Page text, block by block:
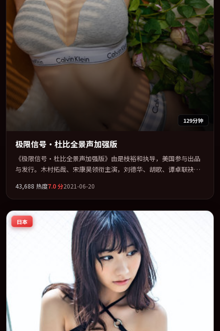
129分钟
极限信号·杜比全景声加强版
《极限信号·杜比全景声加强版》由是枝裕和执导，美国参与出品
与发行。木村拓哉、宋康昊领衔主演，刘德华、胡歌、谭卓联袂出
类型为骨架，在叙事、表演与视听上力求统一。定于 2021-07-18 在
内地院线及主流平台同步亮相，2021 年度话题片中口碑稳健，适合
喜欢强情节与人物弧光的观众完整观看。
43,688 热度7.0分2021-06-20
日本